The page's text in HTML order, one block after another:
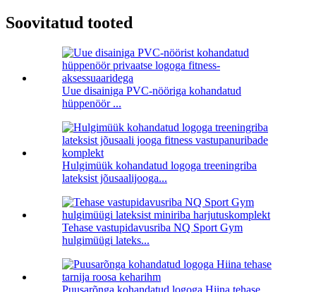
Soovitatud tooted
Uue disainiga PVC-nööriga kohandatud
hüppenöör ...
Hulgimüük kohandatud logoga treeningriba
lateksist jõusaalijooga...
Tehase vastupidavusriba NQ Sport Gym
hulgimüügi lateks...